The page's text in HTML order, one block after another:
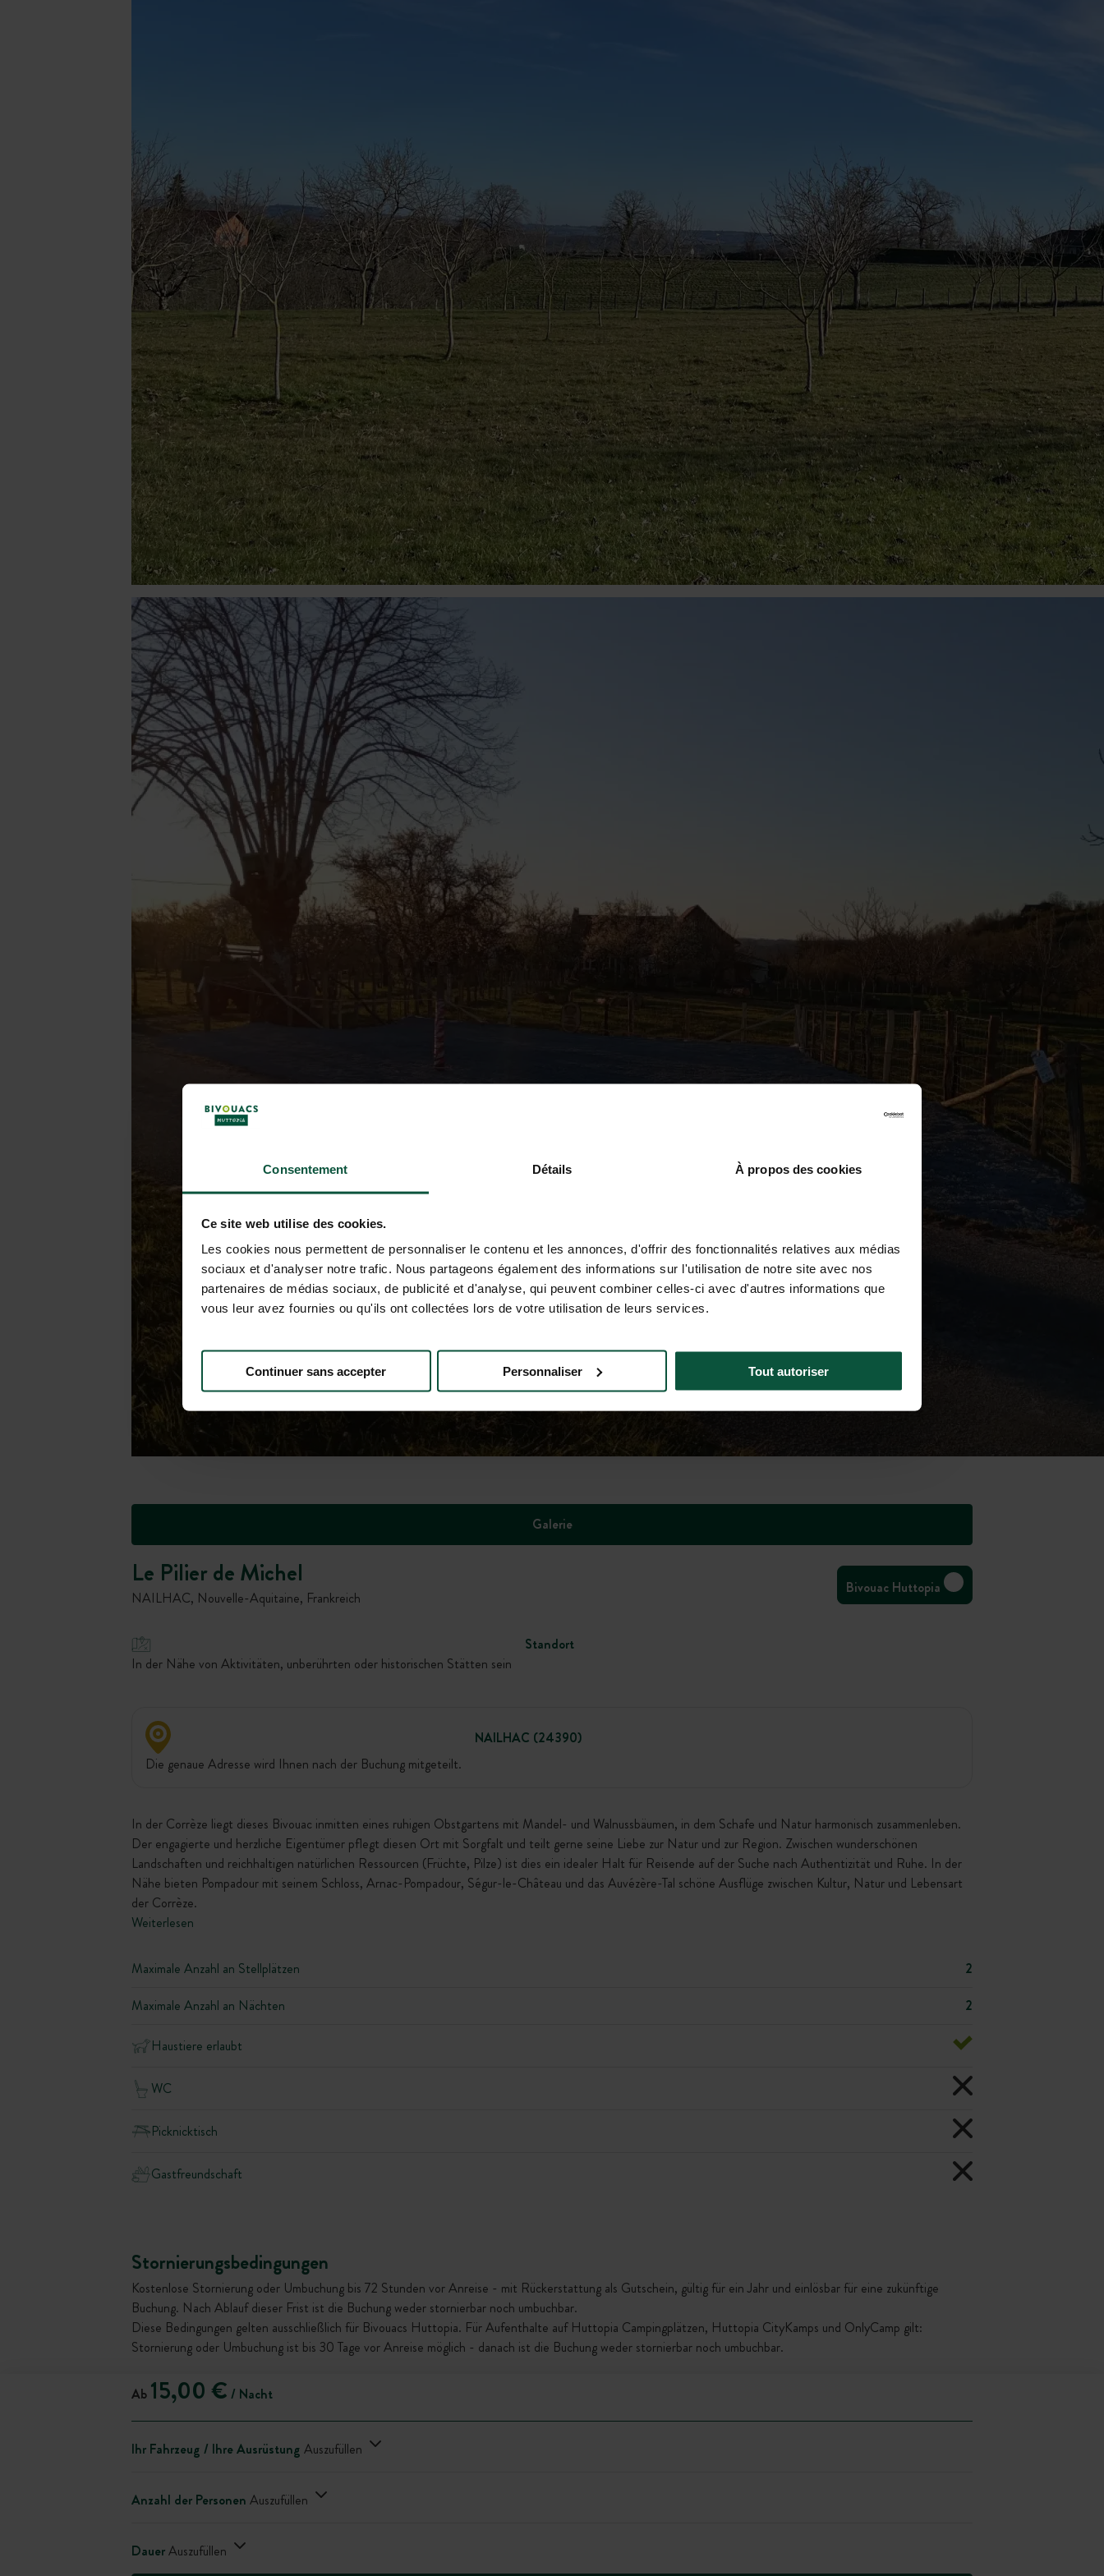
Consentement Détails À propos des cookies
Ce site web utilise des cookies.
Les cookies nous permettent de personnaliser le contenu et les annonces, d'offrir des fonctionnalités relatives aux médias
sociaux et d'analyser notre trafic. Nous partageons également des informations sur l'utilisation de notre site avec nos
partenaires de médias sociaux, de publicité et d'analyse, qui peuvent combiner celles-ci avec d'autres informations que
vous leur avez fournies ou qu'ils ont collectées lors de votre utilisation de leurs services.
Continuer sans accepter Personnaliser Tout autoriser
Galerie
Le Pilier de Michel
NAILHAC, Nouvelle-Aquitaine, Frankreich
Bivouac Huttopia
Standort
In der Nähe von Aktivitäten, unberührten oder historischen Stätten sein
NAILHAC (24390)
Die genaue Adresse wird Ihnen nach der Buchung mitgeteilt.
In der Corrèze liegt dieses Bivouac inmitten eines ruhigen Obstgartens mit Mandel- und Walnussbäumen, in dem Schafe und Natur harmonisch zusammenleben.
Der engagierte und herzliche Eigentümer pflegt diesen Ort mit Sorgfalt und teilt gerne seine Liebe zur Natur und zur Region. Zwischen wunderschönen
Landschaften und reichhaltigen natürlichen Ressourcen (Früchte, Pilze) ist dies ein idealer Halt für Reisende auf der Suche nach Authentizität und Ruhe. In der
Nähe bieten Pompadour mit seinem Schloss, Arnac-Pompadour, Ségur-le-Château und das Auvézère-Tal schöne Ausflüge zwischen Kultur, Natur und Lebensart
der Corrèze.
Weiterlesen
Maximale Anzahl an Stellplätzen
2
Maximale Anzahl an Nächten
2
Haustiere erlaubt
WC
Picknicktisch
Gastfreundschaft
Stornierungsbedingungen
Kostenlose Stornierung oder Umbuchung bis 72 Stunden vor Anreise - mit Rückerstattung als Gutschein, gültig für ein Jahr und einlösbar für eine zukünftige
Buchung. Nach Ablauf dieser Frist ist die Buchung weder stornierbar noch umbuchbar.
Diese Bedingungen gelten ausschließlich für Bivouacs Huttopia. Für Aufenthalte auf Huttopia Campingplätzen, Huttopia CityKamps und OnlyCamp gilt:
Stornierung oder Umbuchung ist bis 30 Tage vor Anreise möglich - danach ist die Buchung weder stornierbar noch umbuchbar.
Ab 15,00 € / Nacht
Ihr Fahrzeug / Ihre Ausrüstung Auszufüllen
Anzahl der Personen Auszufüllen
DauerAuszufüllen